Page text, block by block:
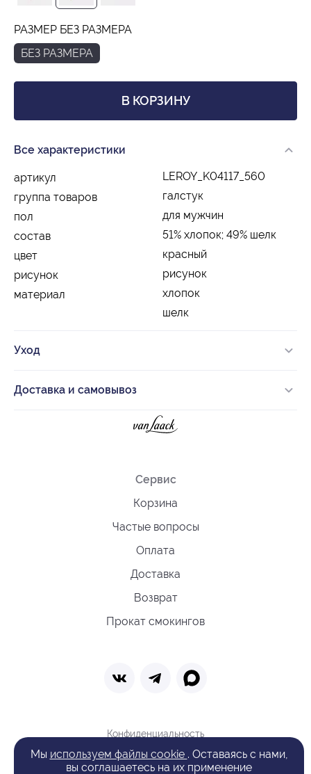
РАЗМЕР БЕЗ РАЗМЕРА
БЕЗ РАЗМЕРА
В КОРЗИНУ
Все характеристики
артикул
LEROY_K04117_560
группа товаров
галстук
пол
для мужчин
состав
51% хлопок; 49% шелк
цвет
красный
рисунок
рисунок
материал
хлопок
шелк
Уход
Доставка и самовывоз
Сервис
Корзина
Частые вопросы
Оплата
Доставка
Возврат
Прокат смокингов
Конфиденциальность
Политика обработки cookie
Оферта
Мы используем файлы cookie . Оставаясь с нами,
вы соглашаетесь на их применение